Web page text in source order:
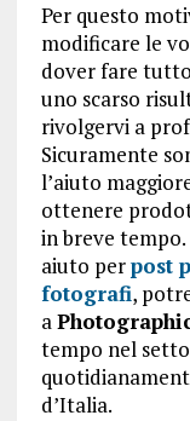
Per questo
modificare le
dover fare
uno scarso
rivolgervi a
Sicuramente
l’aiuto
ottenere
in breve tempo.
aiuto perpost
fotografi,
a
tempo nel
d’Italia.